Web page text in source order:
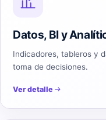
Datos, BI y
Indicadores, tableros y
toma de decisiones.
Ver detalle